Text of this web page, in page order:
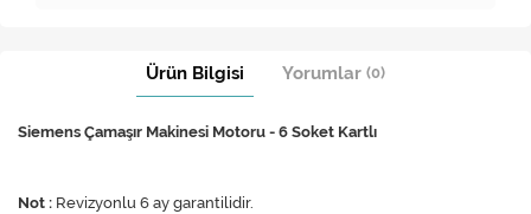
Ürün Bilgisi Yorumlar (0)
Siemens Çamaşır Makinesi Motoru - 6 Soket Kartlı
Not : Revizyonlu 6 ay garantilidir.